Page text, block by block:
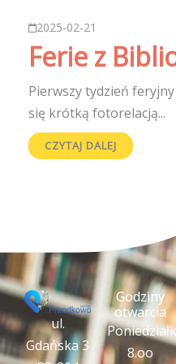
2025-02-21
Ferie z
Pierwszy tydzień
się krótką fotorelacją...
CZYTAJ DALEJ
ul.
Gdańska 3
Godziny
otwarcia
8.oo